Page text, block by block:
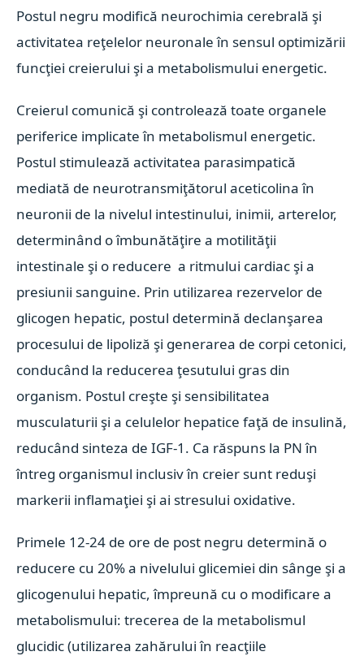
Postul negru modifică neurochimia cerebrală şi
activitatea reţelelor neuronale în sensul optimizării
funcţiei creierului şi a metabolismului energetic.
Creierul comunică şi controlează toate organele
periferice implicate în metabolismul energetic.
Postul stimulează activitatea parasimpatică
mediată de neurotransmiţătorul aceticolina în
neuronii de la nivelul intestinului, inimii, arterelor,
determinând o îmbunătăţire a motilităţii
intestinale şi o reducere a ritmului cardiac şi a
presiunii sanguine. Prin utilizarea rezervelor de
glicogen hepatic, postul determină declanşarea
procesului de lipoliză şi generarea de corpi cetonici,
conducând la reducerea ţesutului gras din
organism. Postul creşte şi sensibilitatea
musculaturii şi a celulelor hepatice faţă de insulină,
reducând sinteza de IGF-1. Ca răspuns la PN în
întreg organismul inclusiv în creier sunt reduşi
markerii inflamaţiei şi ai stresului oxidative.
Primele 12-24 de ore de post negru determină o
reducere cu 20% a nivelului glicemiei din sânge şi a
glicogenului hepatic, împreună cu o modificare a
metabolismului: trecerea de la metabolismul
glucidic (utilizarea zahărului în reacţiile